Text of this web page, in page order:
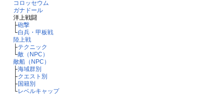
コロッセウム
ガナドール
洋上戦闘
├砲撃
└白兵・甲板戦
陸上戦
├テクニック
└敵（NPC）
敵船（NPC）
├海域群別
├クエスト別
├国籍別
└レベルキャップ